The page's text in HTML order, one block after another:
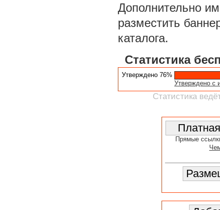
Дополнительно
разместить
каталога.
Статистика
Утверждено 76%
Утверждено с
Статистика
Прямые